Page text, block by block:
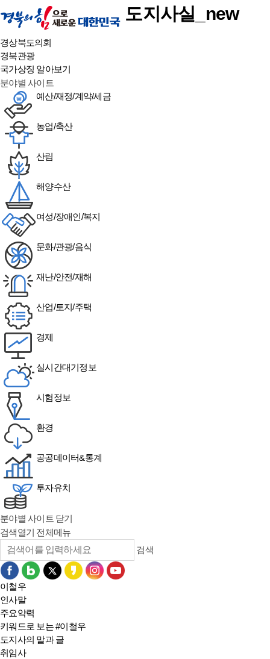
본문 바로가기
도지사실_new
경상북도의회
경북관광
국가상징 알아보기
분야별 사이트
예산/재정/계약/세금
농업/축산
산림
해양수산
여성/장애인/복지
문화/관광/음식
재난/안전/재해
산업/토지/주택
경제
실시간대기정보
시험정보
환경
공공데이터&통계
투자유치
분야별 사이트 닫기
검색열기 전체메뉴
검색
이철우
인사말
주요약력
키워드로 보는 #이철우
도지사의 말과 글
취임사